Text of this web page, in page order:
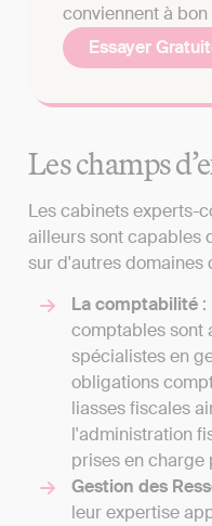
conviennent à
Essayer
Les champs
Les cabinets experts-
ailleurs sont capables
sur d'autres domaines
La comptabilité :
comptables sont
spécialistes en
obligations
liasses fiscales
l'administration
prises en
Gestion des
leur expertise